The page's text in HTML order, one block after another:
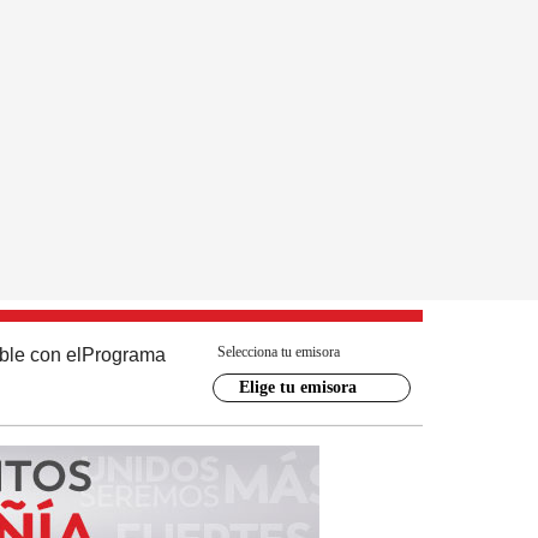
con el Programa Selecciona tu emisora
Elige tu emisora